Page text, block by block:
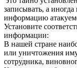
записывать, а
информацию
Установите
информации:
В нашей стране
или уничтожения
сотрудника,